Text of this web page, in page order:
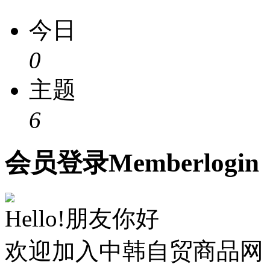
今日
0
主题
6
会员登录Memberlogin
Hello!朋友你好
欢迎加入中韩自贸商品网